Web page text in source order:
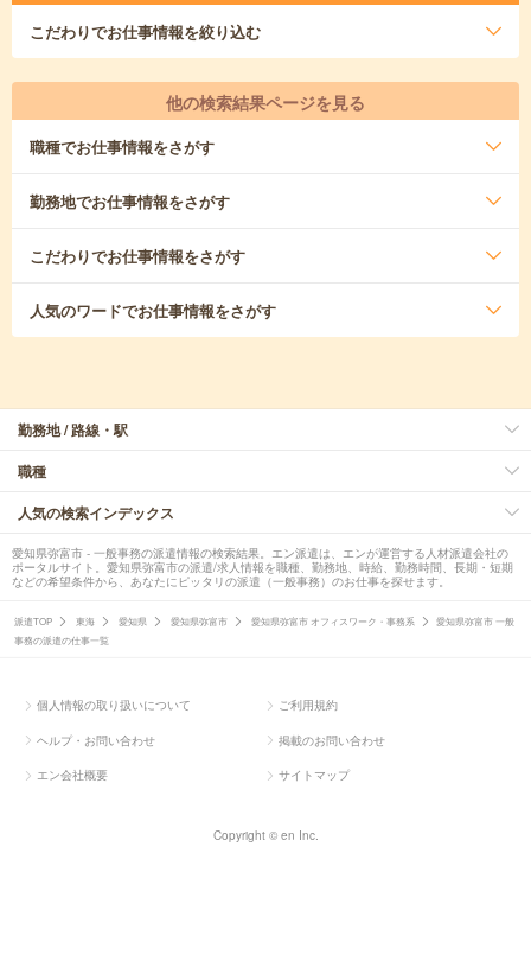
こだわりでお仕事情報を絞り込む
他の検索結果ページを見る
職種でお仕事情報をさがす
勤務地でお仕事情報をさがす
こだわりでお仕事情報をさがす
人気のワードでお仕事情報をさがす
勤務地 / 路線・駅
職種
人気の検索インデックス
愛知県弥富市 - 一般事務の派遣情報の検索結果。エン派遣は、エンが運営する人材派遣会社の
ポータルサイト。愛知県弥富市の派遣/求人情報を職種、勤務地、時給、勤務時間、長期・短期
などの希望条件から、あなたにピッタリの派遣（一般事務）のお仕事を探せます。
派遣TOP 東海 愛知県 愛知県弥富市 愛知県弥富市 オフィスワーク・事務系
愛知県弥富市 一般
事務の派遣の仕事一覧
個人情報の取り扱いについて ご利用規約
ヘルプ・お問い合わせ 掲載のお問い合わせ
エン会社概要 サイトマップ
Copyright © en Inc.